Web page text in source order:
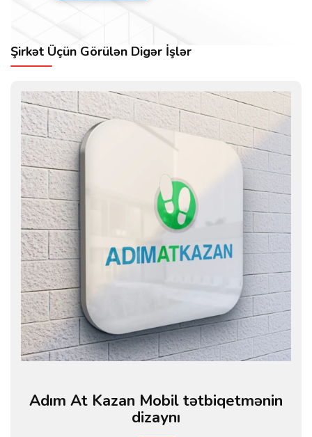
Şirkət Üçün Görülən Digər İşlər
Adım At Kazan Mobil tətbiqetmənin
dizaynı